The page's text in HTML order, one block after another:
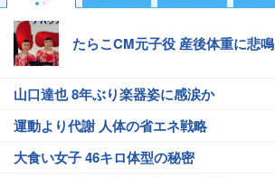
たらこCM元子役 産後体重に悲鳴
山口達也 8年ぶり楽器姿に感涙か
運動より代謝 人体の省エネ戦略
大食い女子 46キロ体型の秘密